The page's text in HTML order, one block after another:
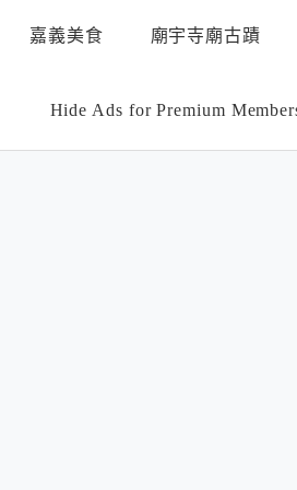
嘉義美食 廟宇寺廟古蹟
Hide Ads for Premium